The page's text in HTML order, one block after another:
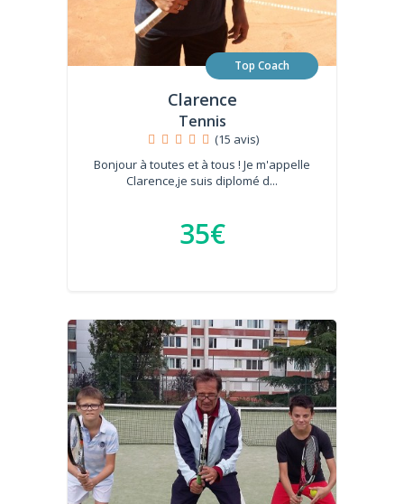
Top Coach
Clarence
Tennis
(15 avis)
Bonjour à toutes et à tous ! Je m'appelle
Clarence,je suis diplomé d...
35€